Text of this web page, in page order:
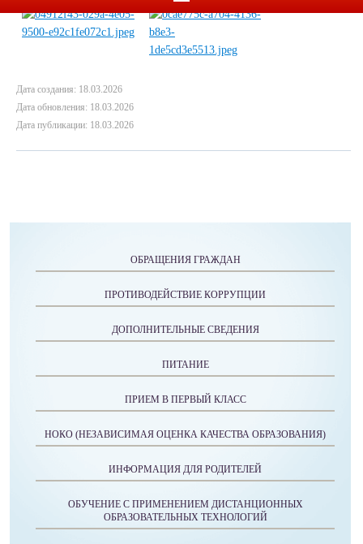
Дата создания: 18.03.2026
Дата обновления: 18.03.2026
Дата публикации: 18.03.2026
ОБРАЩЕНИЯ ГРАЖДАН
ПРОТИВОДЕЙСТВИЕ КОРРУПЦИИ
ДОПОЛНИТЕЛЬНЫЕ СВЕДЕНИЯ
ПИТАНИЕ
ПРИЕМ В ПЕРВЫЙ КЛАСС
НОКО (НЕЗАВИСИМАЯ ОЦЕНКА КАЧЕСТВА ОБРАЗОВАНИЯ)
ИНФОРМАЦИЯ ДЛЯ РОДИТЕЛЕЙ
ОБУЧЕНИЕ С ПРИМЕНЕНИЕМ ДИСТАНЦИОННЫХ
ОБРАЗОВАТЕЛЬНЫХ ТЕХНОЛОГИЙ